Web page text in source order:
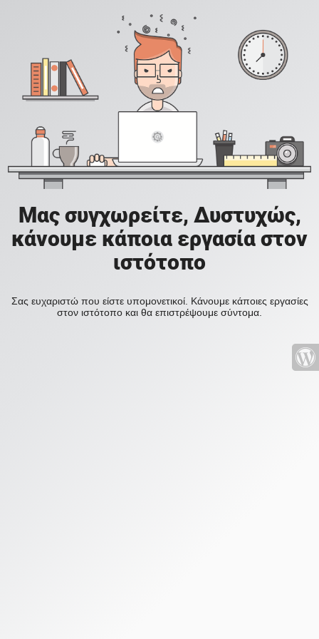
Μας συγχωρείτε, Δυστυχώς,
κάνουμε κάποια εργασία στον
ιστότοπο
Σας ευχαριστώ που είστε υπομονετικοί. Κάνουμε κάποιες εργασίες
στον ιστότοπο και θα επιστρέψουμε σύντομα.